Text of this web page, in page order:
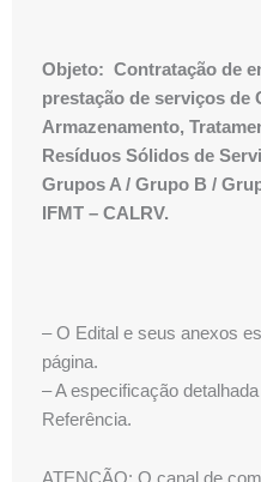
Objeto: Contratação de
prestação de serviços de
Armazenamento,
Resíduos Sólidos de
Grupos A / Grupo B /
IFMT – CALRV.
– O Edital e seus anexos
página.
– A especificação
Referência.